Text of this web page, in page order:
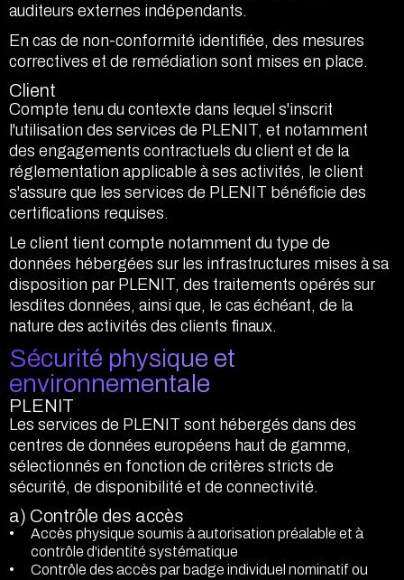
auditeurs externes indépendants.
En cas de non-conformité identifiée, des mesures
correctives et de remédiation sont mises en place.
Client
Compte tenu du contexte dans lequel s'inscrit
l'utilisation des services de PLENIT, et notamment
des engagements contractuels du client et de la
réglementation applicable à ses activités, le client
s'assure que les services de PLENIT bénéficie des
certifications requises.
Le client tient compte notamment du type de
données hébergées sur les infrastructures mises à sa
disposition par PLENIT, des traitements opérés sur
lesdites données, ainsi que, le cas échéant, de la
nature des activités des clients finaux.
Sécurité physique et
environnementale
PLENIT
Les services de PLENIT sont hébergés dans des
centres de données européens haut de gamme,
sélectionnés en fonction de critères stricts de
sécurité, de disponibilité et de connectivité.
a) Contrôle des accès
Accès physique soumis à autorisation préalable et à
contrôle d'identité systématique
Contrôle des accès par badge individuel nominatif ou